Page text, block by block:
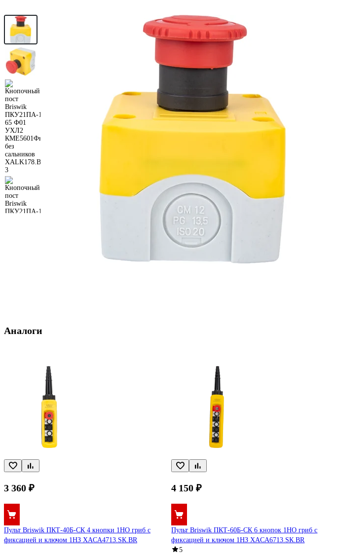
Аналоги
3 360 ₽
Пульт Briswik ПКТ-40Б-CК 4 кнопки 1НО гриб с
фиксацией и ключом 1НЗ XACA4713.SК.BR
4 150 ₽
Пульт Briswik ПКТ-60Б-CК 6 кнопок 1НО гриб с
фиксацией и ключом 1НЗ XACA6713.SК.BR
5